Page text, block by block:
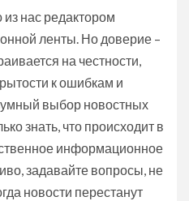
нас редактором
ленты. Но доверие –
на честности,
к ошибкам и
выбор новостных
знать, что происходит в
информационное
задавайте вопросы, не
новости перестанут